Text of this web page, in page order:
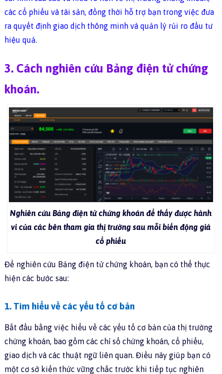
các cổ phiếu và tài sản, đồng thời hỗ trợ bạn trong việc đưa
ra quyết định giao dịch thông minh và quản lý rủi ro đầu tư
hiệu quả.
3. Cách nghiên cứu Bảng điện tử chứng
khoán.
Nghiên cứu Bảng điện tử chứng khoán để thấy được hành
vi của các bên tham gia thị trường sau mỗi biến động giá
cổ phiếu
Để nghiên cứu Bảng điện tử chứng khoán, bạn có thể thực
hiện các bước sau:
1. Tìm hiểu về các yếu tố cơ bản
Bắt đầu bằng việc hiểu về các yếu tố cơ bản của thị trường
chứng khoán, bao gồm các chỉ số chứng khoán, cổ phiếu,
giao dịch và các thuật ngữ liên quan. Điều này giúp bạn có
một cơ sở kiến thức vững chắc trước khi tiếp tục nghiên